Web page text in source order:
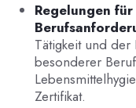
Regelungen
Tätigkeit und der
besonderer
Zertifikat.